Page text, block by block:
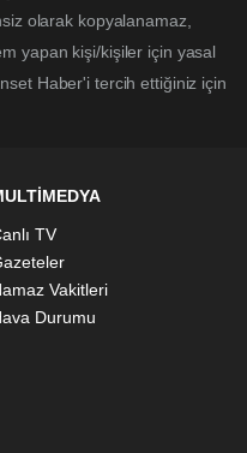
olarak kopyalanamaz,
yapan kişi/kişiler için yasal
Haber'i tercih ettiğiniz için
TV
Vakitleri
Durumu